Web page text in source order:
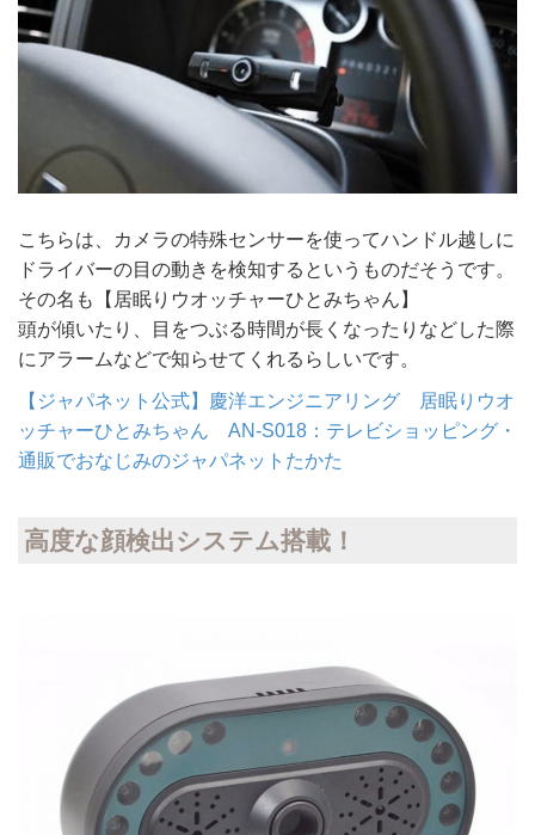
こちらは、カメラの特殊センサーを使ってハンドル越しに
ドライバーの目の動きを検知するというものだそうです。
その名も【居眠りウオッチャーひとみちゃん】
頭が傾いたり、目をつぶる時間が長くなったりなどした際
にアラームなどで知らせてくれるらしいです。
【ジャパネット公式】慶洋エンジニアリング 居眠りウオ
ッチャーひとみちゃん AN-S018：テレビショッピング・
通販でおなじみのジャパネットたかた
高度な顔検出システム搭載！